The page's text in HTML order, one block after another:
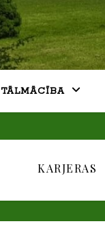
TĀLMĀCĪBA
KARJERAS